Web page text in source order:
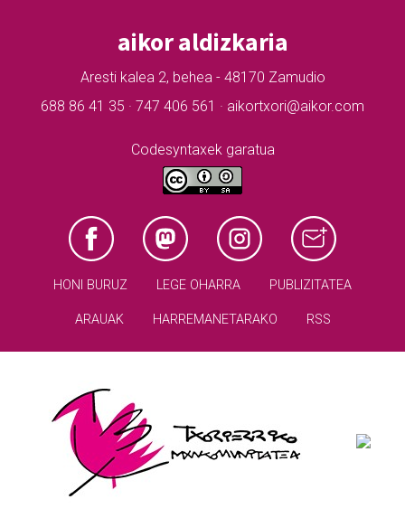
aikor aldizkaria
Aresti kalea 2, behea - 48170 Zamudio
688 86 41 35 · 747 406 561 · aikortxori@aikor.com
Codesyntaxek garatua
HONI BURUZ LEGE OHARRA PUBLIZITATEA
ARAUAK HARREMANETARAKO RSS